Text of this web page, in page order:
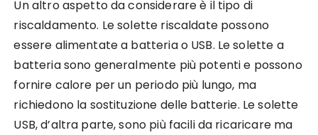
Un altro aspetto da considerare è il tipo di
riscaldamento. Le solette riscaldate possono
essere alimentate a batteria o USB. Le solette a
batteria sono generalmente più potenti e possono
fornire calore per un periodo più lungo, ma
richiedono la sostituzione delle batterie. Le solette
USB, d’altra parte, sono più facili da ricaricare ma